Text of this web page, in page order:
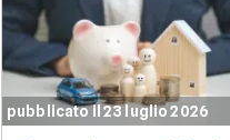
pubblicato il 23 luglio 2026